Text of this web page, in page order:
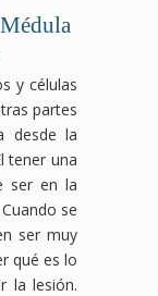
y células
partes
desde la
tener una
ser en la
se
ser muy
qué es lo
la lesión.